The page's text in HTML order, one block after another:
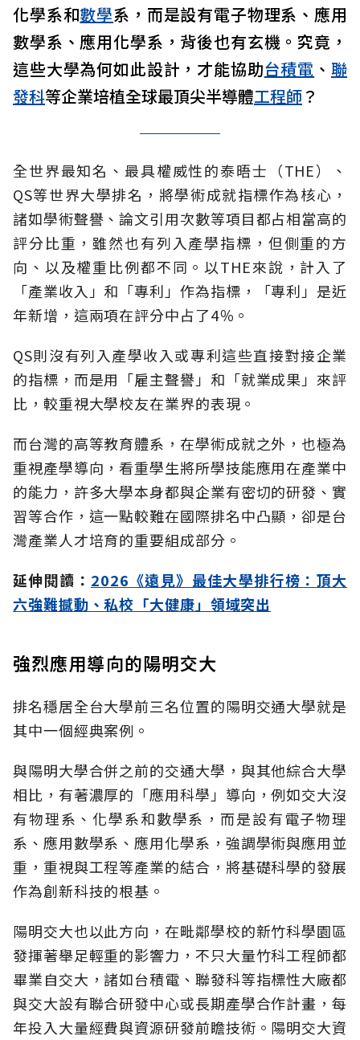
化學系和數學系，而是設有電子物理系、應用
數學系、應用化學系，背後也有玄機。究竟，
這些大學為何如此設計，才能協助台積電 、 聯
發科等企業培植全球最頂尖半導體工程師？
全世界最知名、最具權威性的泰晤士（THE）、
QS等世界大學排名，將學術成就指標作為核心，
諸如學術聲譽、論文引用次數等項目都占相當高的
評分比重，雖然也有列入產學指標，但側重的方
向、以及權重比例都不同。以THE來說，計入了
「產業收入」和「專利」作為指標，「專利」是近
年新增，這兩項在評分中占了4％。
QS則沒有列入產學收入或專利這些直接對接企業
的指標，而是用「雇主聲譽」和「就業成果」來評
比，較重視大學校友在業界的表現。
而台灣的高等教育體系，在學術成就之外，也極為
重視產學導向，看重學生將所學技能應用在產業中
的能力，許多大學本身都與企業有密切的研發、實
習等合作，這一點較難在國際排名中凸顯，卻是台
灣產業人才培育的重要組成部分。
延伸閱讀： 2026《遠見》最佳大學排行榜：頂大
六強難撼動、私校「大健康」領域突出
強烈應用導向的陽明交大
排名穩居全台大學前三名位置的陽明交通大學就是
其中一個經典案例。
與陽明大學合併之前的交通大學，與其他綜合大學
相比，有著濃厚的「應用科學」導向，例如交大沒
有物理系、化學系和數學系，而是設有電子物理
系、應用數學系、應用化學系，強調學術與應用並
重，重視與工程等產業的結合，將基礎科學的發展
作為創新科技的根基。
陽明交大也以此方向，在毗鄰學校的新竹科學園區
發揮著舉足輕重的影響力，不只大量竹科工程師都
畢業自交大，諸如台積電、聯發科等指標性大廠都
與交大設有聯合研發中心或長期產學合作計畫，每
年投入大量經費與資源研發前瞻技術。陽明交大資